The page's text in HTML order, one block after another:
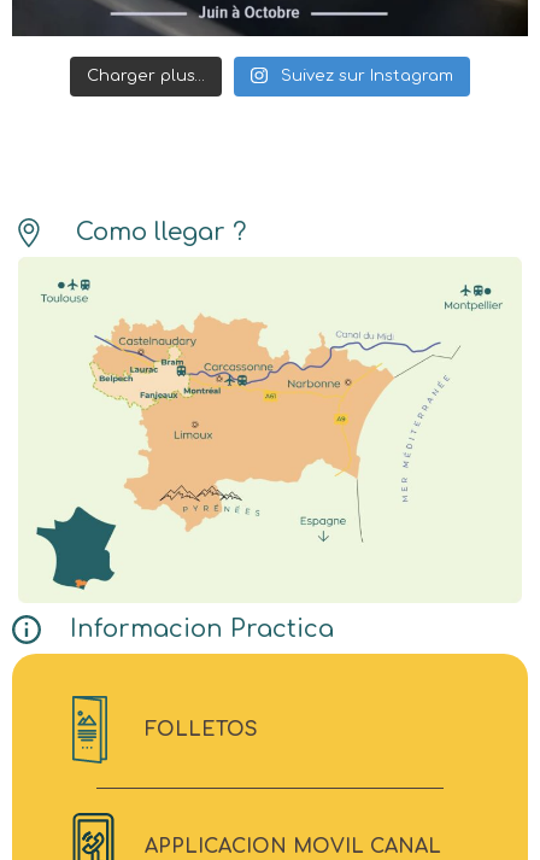
Charger plus… Suivez sur Instagram
Como llegar ?
Informacion Practica
FOLLETOS
APPLICACION MOVIL CANAL